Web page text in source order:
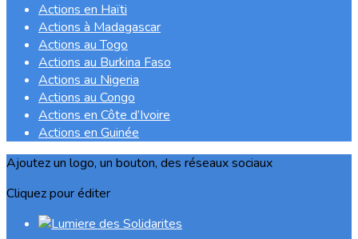
Actions en Haïti
Actions à Madagascar
Actions au Togo
Actions au Burkina Faso
Actions au Nigeria
Actions au Congo
Actions en Côte d’Ivoire
Actions en Guinée
Ajoutez un logo, un bouton, des réseaux sociaux
Cliquez pour éditer